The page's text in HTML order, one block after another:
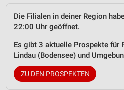
Die Filialen in deiner Region
22:00 Uhr geöffnet.
Es gibt 3 aktuelle Prospekte für
Lindau (Bodensee) und
ZU DEN PROSPEKTEN